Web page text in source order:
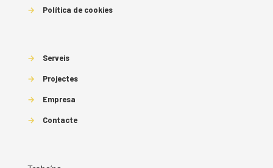
→ Política de cookies
→ Serveis
→ Projectes
→ Empresa
→ Contacte